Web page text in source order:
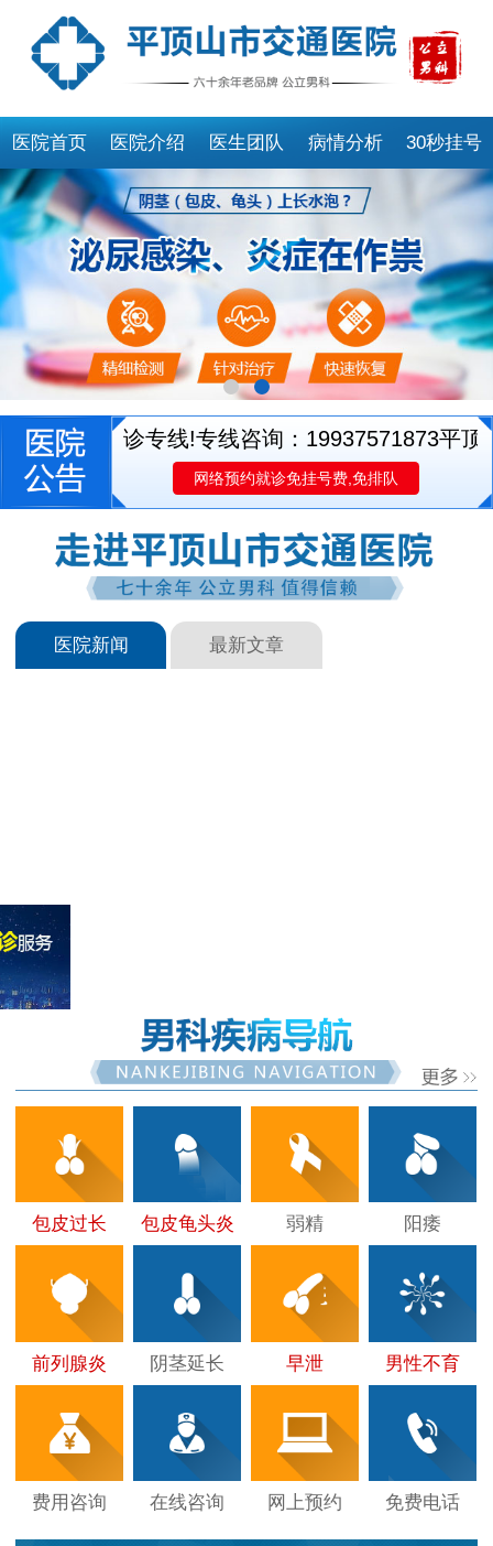
医院首页 医院介绍 医生团队 病情分析 30秒挂号
通医生就诊专线!专线咨询：19937571873平顶山
网络预约就诊免挂号费,免排队
医院新闻 最新文章
包皮过长 包皮龟头炎 弱精 阳痿
前列腺炎 阴茎延长 早泄 男性不育
费用咨询 在线咨询 网上预约 免费电话